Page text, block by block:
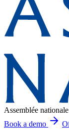
Assemblée nationale
Book a demo